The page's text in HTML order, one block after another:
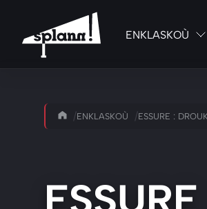
ENKLASKOÙ
/ENKLASKOÙ /ESSURE :